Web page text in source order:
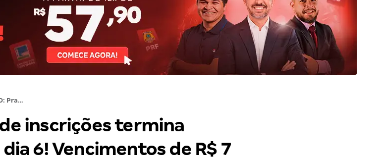
TCE/GO: Prazo de inscrições termina nesta segunda, dia 6! Vencimentos de R$ 7 mil
inscrições termina
6! Vencimentos de R$ 7